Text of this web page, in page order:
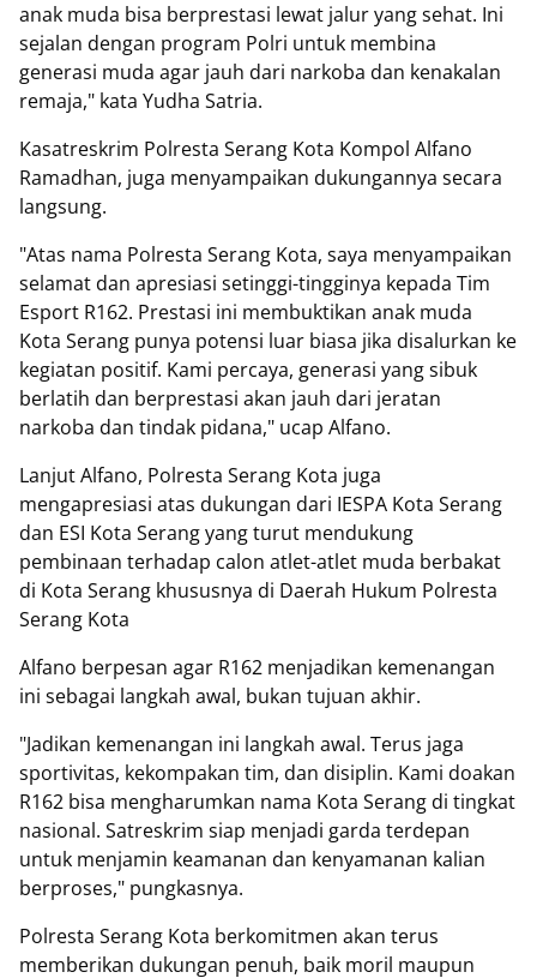
anak muda bisa berprestasi lewat jalur yang sehat. Ini
sejalan dengan program Polri untuk membina
generasi muda agar jauh dari narkoba dan kenakalan
remaja," kata Yudha Satria.
Kasatreskrim Polresta Serang Kota Kompol Alfano
Ramadhan, juga menyampaikan dukungannya secara
langsung.
"Atas nama Polresta Serang Kota, saya menyampaikan
selamat dan apresiasi setinggi-tingginya kepada Tim
Esport R162. Prestasi ini membuktikan anak muda
Kota Serang punya potensi luar biasa jika disalurkan ke
kegiatan positif. Kami percaya, generasi yang sibuk
berlatih dan berprestasi akan jauh dari jeratan
narkoba dan tindak pidana," ucap Alfano.
Lanjut Alfano, Polresta Serang Kota juga
mengapresiasi atas dukungan dari IESPA Kota Serang
dan ESI Kota Serang yang turut mendukung
pembinaan terhadap calon atlet-atlet muda berbakat
di Kota Serang khususnya di Daerah Hukum Polresta
Serang Kota
Alfano berpesan agar R162 menjadikan kemenangan
ini sebagai langkah awal, bukan tujuan akhir.
"Jadikan kemenangan ini langkah awal. Terus jaga
sportivitas, kekompakan tim, dan disiplin. Kami doakan
R162 bisa mengharumkan nama Kota Serang di tingkat
nasional. Satreskrim siap menjadi garda terdepan
untuk menjamin keamanan dan kenyamanan kalian
berproses," pungkasnya.
Polresta Serang Kota berkomitmen akan terus
memberikan dukungan penuh, baik moril maupun